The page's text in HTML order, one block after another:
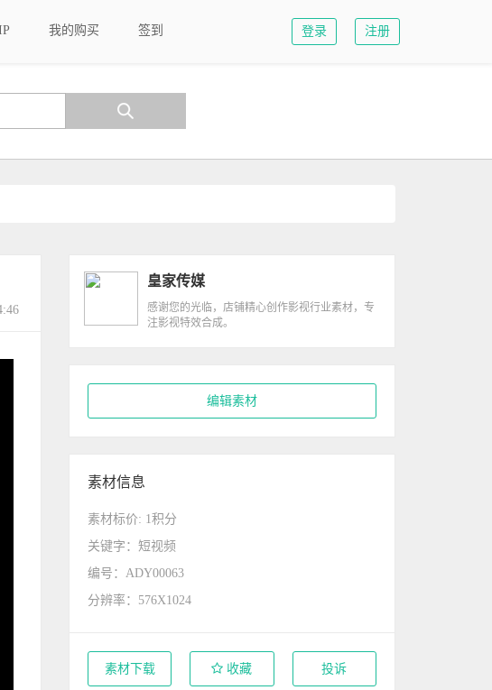
我的购买 签到 注册
登录
皇家传媒
感谢您的光临，店铺精心创作影视行业素材，专
注影视特效合成。
编辑素材
素材信息
素材标价: 1积分
关键字：短视频
编号：ADY00063
分辨率：576X1024
素材下载 收藏 投诉